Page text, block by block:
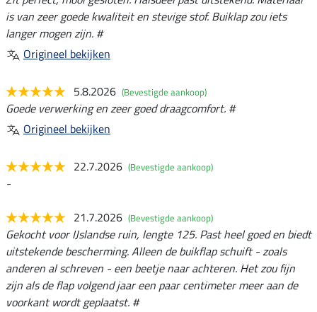
is van zeer goede kwaliteit en stevige stof. Buiklap zou iets
langer mogen zijn. #
Origineel bekijken
5.8.2026 (Bevestigde aankoop)
Goede verwerking en zeer goed draagcomfort. #
Origineel bekijken
22.7.2026 (Bevestigde aankoop)
-
21.7.2026 (Bevestigde aankoop)
Gekocht voor IJslandse ruin, lengte 125. Past heel goed en biedt
uitstekende bescherming. Alleen de buikflap schuift - zoals
anderen al schreven - een beetje naar achteren. Het zou fijn
zijn als de flap volgend jaar een paar centimeter meer aan de
voorkant wordt geplaatst. #